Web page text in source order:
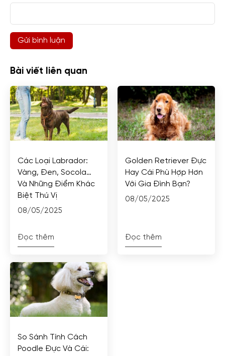
Bài viết liên quan
Các Loại Labrador:
Vàng, Đen, Socola…
Và Những Điểm Khác
Biệt Thú Vị
08/05/2025
Đọc thêm
Golden Retriever Đực
Hay Cái Phù Hợp Hơn
Với Gia Đình Bạn?
08/05/2025
Đọc thêm
So Sánh Tính Cách
Poodle Đực Và Cái: